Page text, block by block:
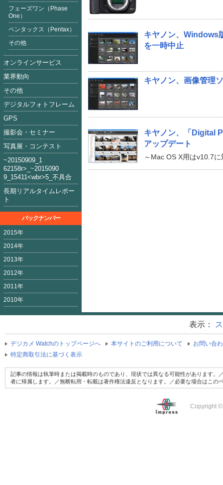
キヤノン、Windows
を一時中止
キヤノン、画像管理
キヤノン、「Digital
アップデート
～Mac OS X用はv10.7に
フェーズワン（Phase
One）
ペンタックス（Pentax）
その他
オンラインサービス
業界動向
その他
デジタルフォトフレーム
GPS
撮影会・セミナー
写真展・コンテスト
~20150909_1
62158r>_~2015090
9_15411<wbr>5_不具合
長期リアルタイムレポー
ト
バックナンバー
2015年
2014年
2013年
2012年
2011年
2010年
表示：
デジカメ Watchのトップページへ 本サイトのご利用について
お問い合
特定商取引法に基づく表示
記事の情報は執筆時または掲載時のものであり、現状では異なる可能性があります
者に帰属します。／無断転用・転載は著作権法違反となります。／必要な場合はこ
Copyright